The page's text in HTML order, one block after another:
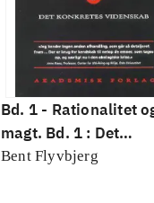
Bd. 1 - Rationalitet
magt. Bd. 1 : Det
konkretes videnskab
Bent Flyvbjerg